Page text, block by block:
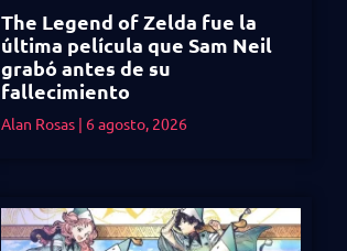
The Legend of Zelda fue la
última película que Sam Neil
grabó antes de su
fallecimiento
Alan Rosas 6 agosto, 2026